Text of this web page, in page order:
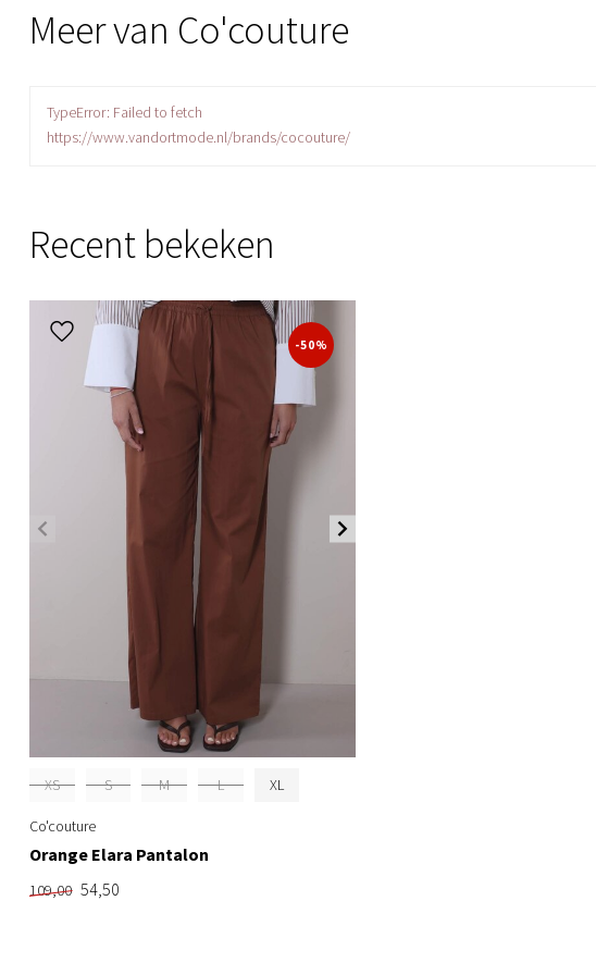
Meer van Co'couture
TypeError: Failed to fetch
https://www.vandortmode.nl/brands/cocouture/
Recent bekeken
-50%
XS S M L XL
Co'couture
Orange Elara Pantalon
109,00 54,50